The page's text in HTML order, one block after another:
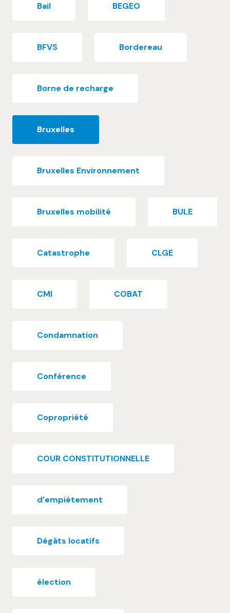
Bail BEGEO
BFVS Bordereau
Borne de recharge
Bruxelles
Bruxelles Environnement
Bruxelles mobilité BULE
Catastrophe CLGE
CMI COBAT
Condamnation
Conférence
Copropriété
COUR CONSTITUTIONNELLE
d’empiètement
Dégâts locatifs
élection